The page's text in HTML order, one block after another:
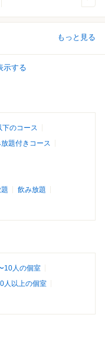
もっと見る
示する
のコース
題付きコース
飲み放題
10人の個室
人以上の個室